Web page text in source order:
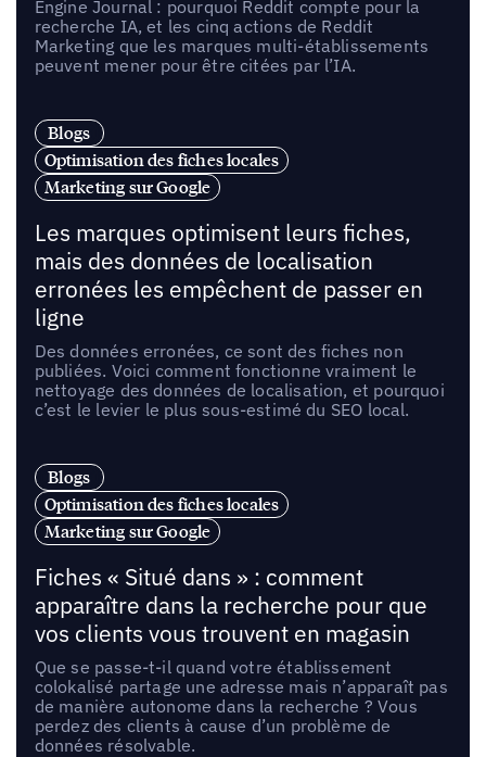
Engine Journal : pourquoi Reddit compte pour la
recherche IA, et les cinq actions de Reddit
Marketing que les marques multi-établissements
peuvent mener pour être citées par l’IA.
Blogs
Optimisation des fiches locales
Marketing sur Google
Les marques optimisent leurs fiches,
mais des données de localisation
erronées les empêchent de passer en
ligne
Des données erronées, ce sont des fiches non
publiées. Voici comment fonctionne vraiment le
nettoyage des données de localisation, et pourquoi
c’est le levier le plus sous-estimé du SEO local.
Blogs
Optimisation des fiches locales
Marketing sur Google
Fiches « Situé dans » : comment
apparaître dans la recherche pour que
vos clients vous trouvent en magasin
Que se passe-t-il quand votre établissement
colokalisé partage une adresse mais n’apparaît pas
de manière autonome dans la recherche ? Vous
perdez des clients à cause d’un problème de
données résolvable.